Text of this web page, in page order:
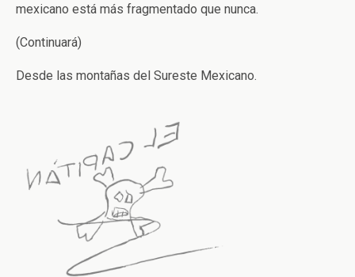
mexicano está más fragmentado que nunca.
(Continuará)
Desde las montañas del Sureste Mexicano.